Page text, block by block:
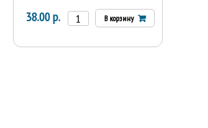
38.00 р. В корзину